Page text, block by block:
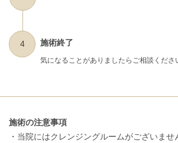
4 施術終了
気になることがありましたらご相談くださ
施術の注意事項
・当院にはクレンジングルームがございませ